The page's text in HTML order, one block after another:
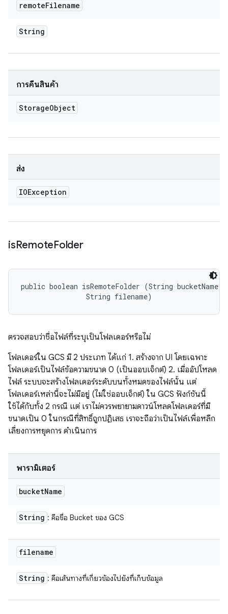
remoteFilename
String
การคืนสินค้า
StorageObject
ส่ง
IOException
isRemoteFolder
public boolean isRemoteFolder (String bucketName,
                String filename)
ตรวจสอบว่าชื่อไฟล์ที่ระบุเป็นโฟลเดอร์หรือไม่
โฟลเดอร์ใน GCS มี 2 ประเภท ได้แก่ 1. สร้างจาก UI โดยเฉพาะ
โฟลเดอร์เป็นไฟล์ข้อความขนาด 0 (เป็นออบเจ็กต์) 2. เมื่ออัปโหลด
ไฟล์ ระบบจะสร้างโฟลเดอร์ระดับบนทั้งหมดของไฟล์นั้น แต่
โฟลเดอร์เหล่านี้จะไม่มีอยู่ (ไม่ใช่ออบเจ็กต์) ใน GCS ฟังก์ชันนี้
ใช้ได้กับทั้ง 2 กรณี แต่ เราไม่ควรพยายามดาวน์โหลดโฟลเดอร์ที่มี
ขนาดเป็น 0 ในกรณีที่สิทธิ์ถูกปฏิเสธ เราจะถือว่าเป็นไฟล์เพื่อหลีก
เลี่ยงการหยุดการ ดำเนินการ
พารามิเตอร์
bucketName
String : คือชื่อ Bucket ของ GCS
filename
String : คือเส้นทางที่เกี่ยวข้องไปยังที่เก็บข้อมูล